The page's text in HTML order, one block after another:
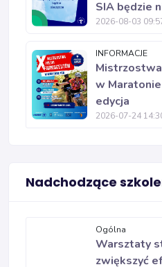
SIA będzie
2026-08-03
INFORMACJE
w
edycja
2026-07-24
Nadchodzące
Ogólna
Warsztaty
zwiększyć